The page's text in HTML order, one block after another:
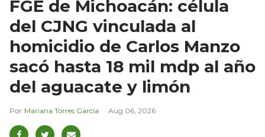
FGE de Michoacán: célula
del CJNG vinculada al
homicidio de Carlos Manzo
sacó hasta 18 mil mdp al año
del aguacate y limón
Mariana Torres García Aug 06, 2026